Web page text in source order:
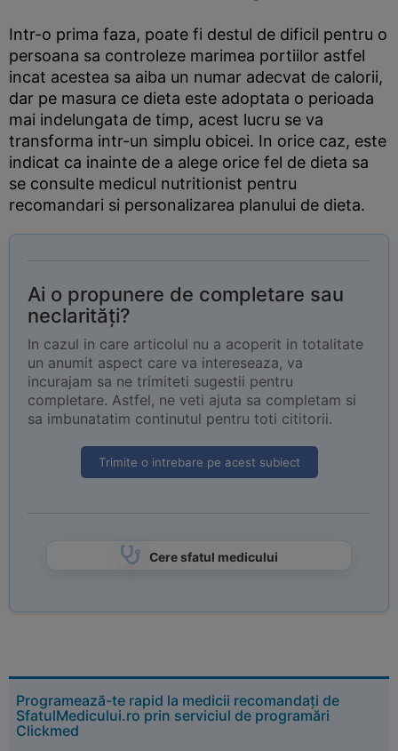
Intr-o prima faza, poate fi destul de dificil pentru o
persoana sa controleze marimea portiilor astfel
incat acestea sa aiba un numar adecvat de calorii,
dar pe masura ce dieta este adoptata o perioada
mai indelungata de timp, acest lucru se va
transforma intr-un simplu obicei. In orice caz, este
indicat ca inainte de a alege orice fel de dieta sa
se consulte medicul nutritionist pentru
recomandari si personalizarea planului de dieta.
Ai o propunere de completare sau
neclarități?
In cazul in care articolul nu a acoperit in totalitate
un anumit aspect care va intereseaza, va
incurajam sa ne trimiteti sugestii pentru
completare. Astfel, ne veti ajuta sa completam si
sa imbunatatim continutul pentru toti cititorii.
Trimite o intrebare pe acest subiect
Cere sfatul medicului
Programează-te rapid la medicii recomandați de
SfatulMedicului.ro prin serviciul de programări
Clickmed